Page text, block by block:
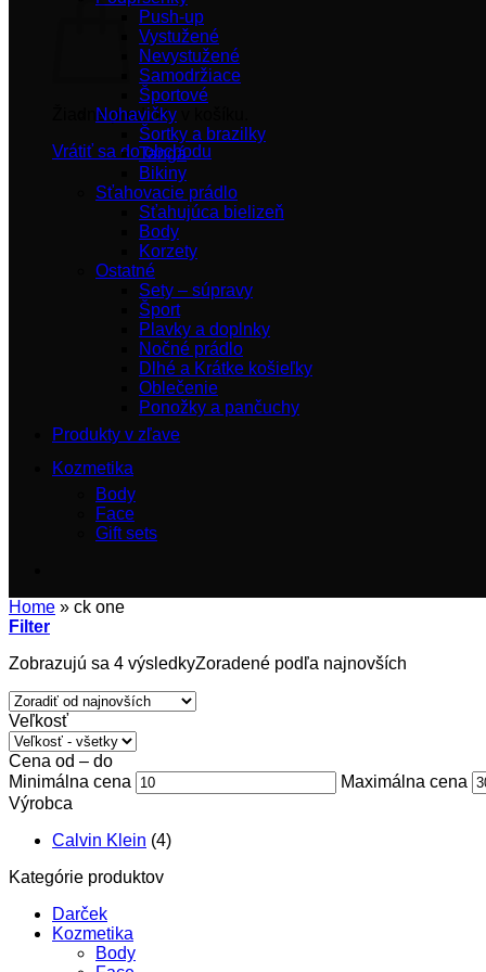
Žiadne produkty v košíku.
Vrátiť sa do obchodu
Push-up
Vystužené
Nevystužené
Samodržiace
Športové
Nohavičky
Šortky a brazilky
Tangá
Bikiny
Sťahovacie prádlo
Sťahujúca bielizeň
Body
Korzety
Ostatné
Sety – súpravy
Šport
Plavky a doplnky
Nočné prádlo
Dlhé a Krátke košieľky
Oblečenie
Ponožky a pančuchy
Produkty v zľave
Kozmetika
Body
Face
Gift sets
Home » ck one
Filter
Zobrazujú sa 4 výsledkyZoradené podľa najnovších
Veľkosť
Cena od – do
Minimálna cena
Maximálna cena
Výrobca
Calvin Klein (4)
Kategórie produktov
Darček
Kozmetika
Body